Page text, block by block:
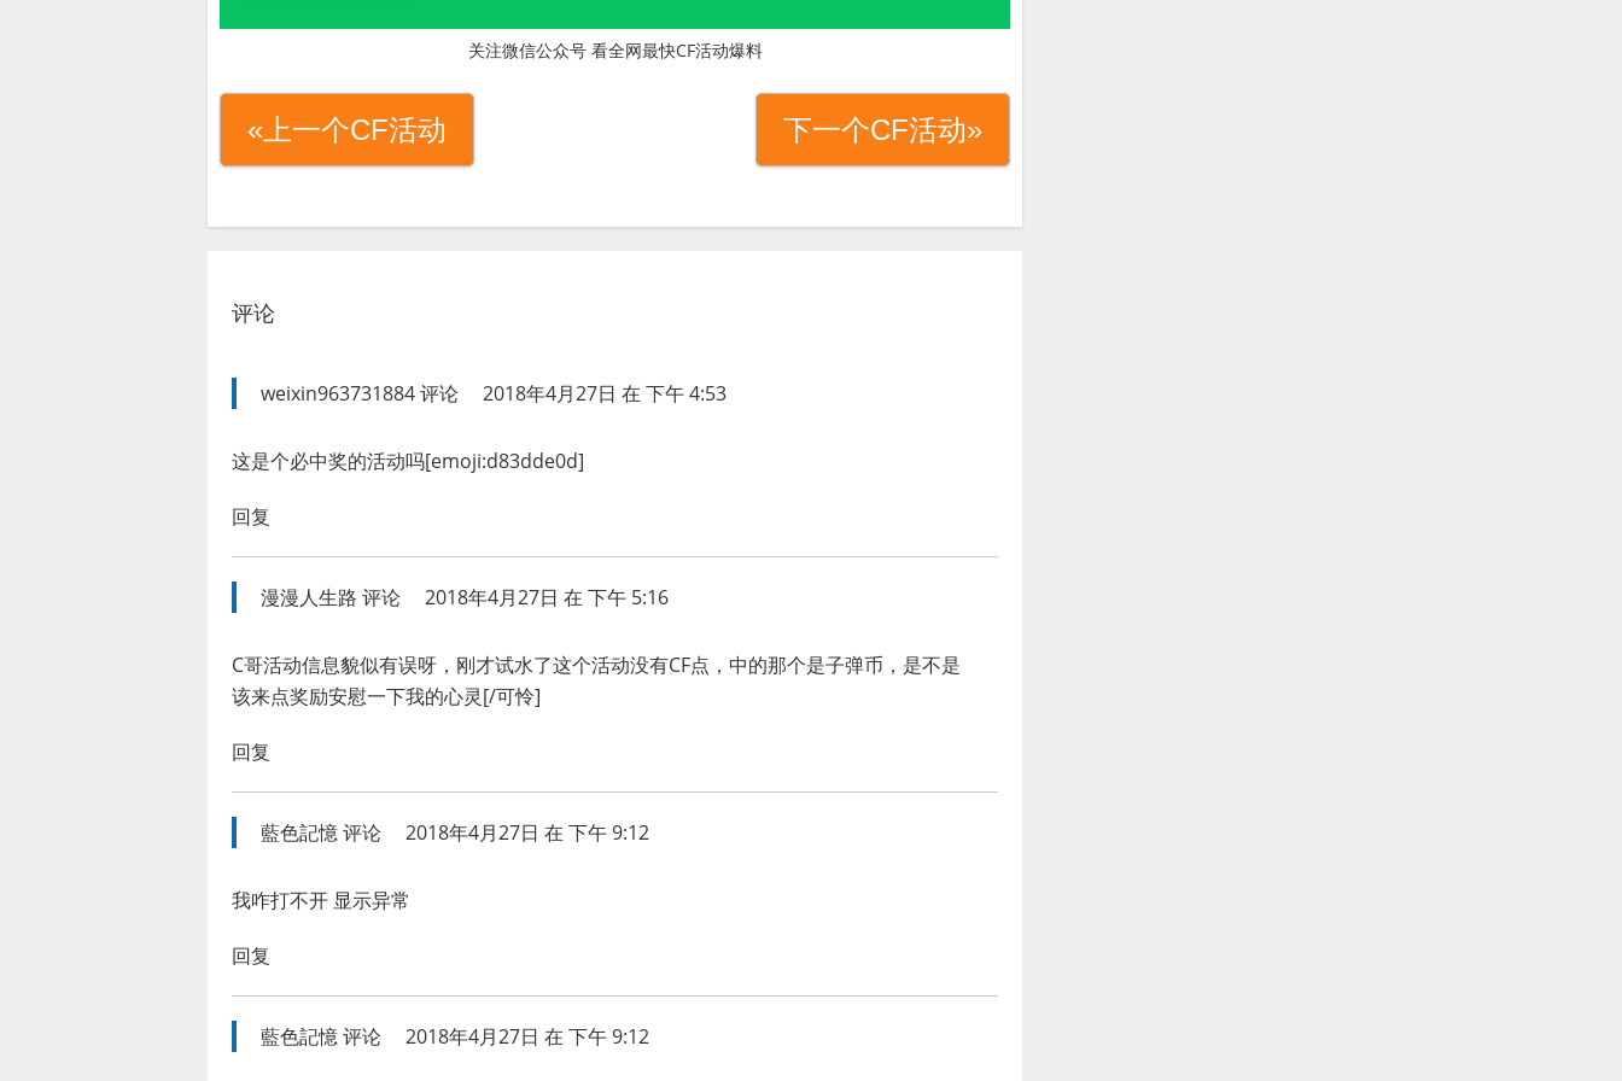
关注微信公众号 看全网最快CF活动爆料
«上一个CF活动 下一个CF活动»
评论
weixin963731884评论 2018年4月27日 在 下午 4:53
这是个必中奖的活动吗[emoji:d83dde0d]
回复
漫漫人生路 评论 2018年4月27日 在 下午 5:16
C哥活动信息貌似有误呀，刚才试水了这个活动没有CF点，中的那个是子弹币，是不是
该来点奖励安慰一下我的心灵[/可怜]
回复
藍色記憶评论 2018年4月27日 在 下午 9:12
我咋打不开 显示异常
回复
藍色記憶评论 2018年4月27日 在 下午 9:12